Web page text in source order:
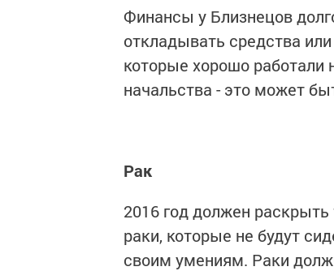
Финансы у Близнецов
откладывать средства
которые хорошо работали
начальства - это может
Рак
2016 год должен раскрыть
раки, которые не будут
своим умениям. Раки